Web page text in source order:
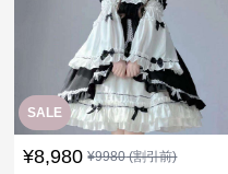
SALE
¥8,980 ¥9980(割引前)